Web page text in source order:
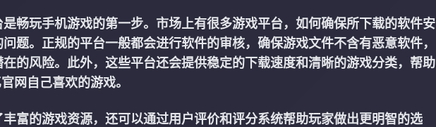
畅玩手机游戏的第一步。市场上有很多游戏平台，如何确保所下载的软件安
题。正规的平台一般都会进行软件的审核，确保游戏文件不含有恶意软件，
的风险。此外，这些平台还会提供稳定的下载速度和清晰的游戏分类，帮助
网 自己喜欢的游戏。
富的游戏资源，还可以通过用户评价和评分系统帮助玩家做出更明智的选